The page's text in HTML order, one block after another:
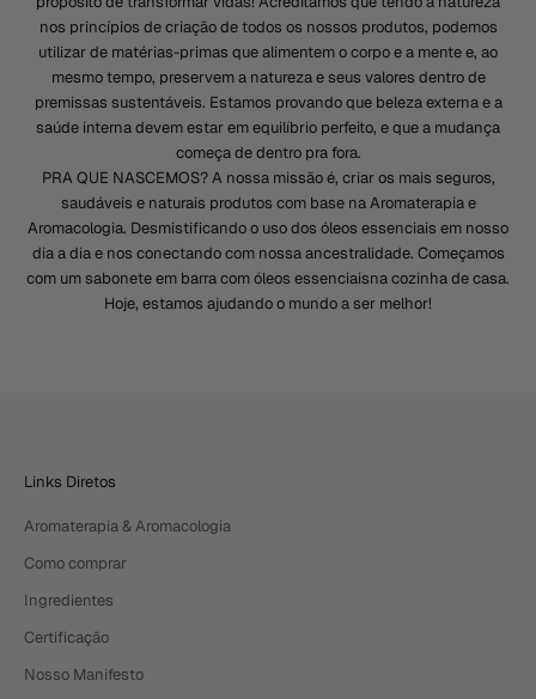
nos princípios de criação de todos os nossos produtos, podemos
utilizar de matérias-primas que alimentem o corpo e a mente e, ao
mesmo tempo, preservem a natureza e seus valores dentro de
premissas sustentáveis. Estamos provando que beleza externa e a
saúde interna devem estar em equilíbrio perfeito, e que a mudança
começa de dentro pra fora.
PRA QUE NASCEMOS? A nossa missão é, criar os mais seguros,
saudáveis e naturais produtos com base na Aromaterapia e
Aromacologia. Desmistificando o uso dos óleos essenciais em nosso
dia a dia e nos conectando com nossa ancestralidade. Começamos
com um sabonete em barra com óleos essenciaisna cozinha de casa.
Hoje, estamos ajudando o mundo a ser melhor!
Links Diretos
Aromaterapia & Aromacologia
Como comprar
Ingredientes
Certificação
Nosso Manifesto